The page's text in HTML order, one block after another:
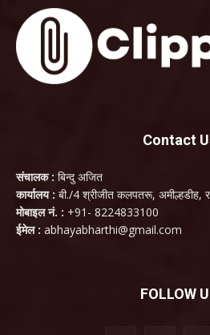
Contact
संचालक : बिन्दु अजित
कार्यालय : बी./4 श्रीजीत कलपतरू, अमील्हडीह,
मोबाइल नं. : +91- 8224833100
ईमेल : abhayabharthi@gmail.com
FOLLOW